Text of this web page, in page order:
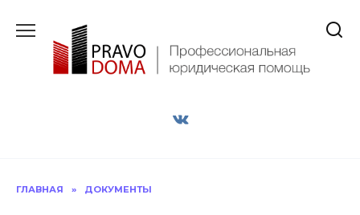
содержанию
ГЛАВНАЯ » ДОКУМЕНТЫ